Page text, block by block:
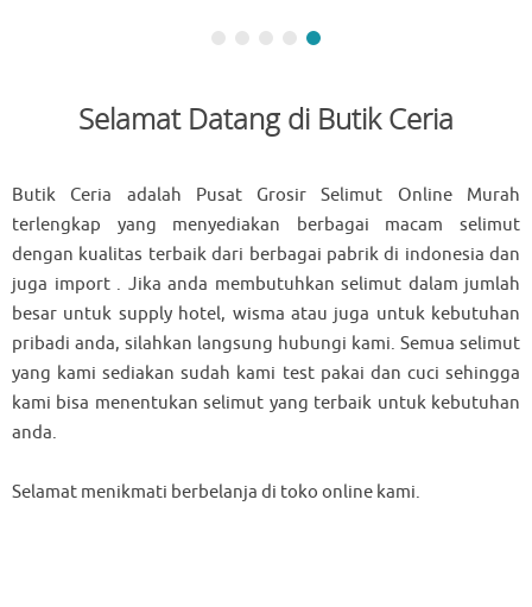
Selamat Datang di Butik Ceria
Butik Ceria adalah Pusat Grosir Selimut Online Murah
terlengkap yang menyediakan berbagai macam selimut
dengan kualitas terbaik dari berbagai pabrik di indonesia dan
juga import . Jika anda membutuhkan selimut dalam jumlah
besar untuk supply hotel, wisma atau juga untuk kebutuhan
pribadi anda, silahkan langsung hubungi kami. Semua selimut
yang kami sediakan sudah kami test pakai dan cuci sehingga
kami bisa menentukan selimut yang terbaik untuk kebutuhan
anda.
Selamat menikmati berbelanja di toko online kami.